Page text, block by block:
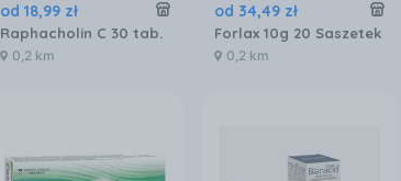
od 18,99 zł
Raphacholin C 30 tab.
0,2 km
od 34,49 zł
Forlax 10g 20 Saszetek
0,2 km